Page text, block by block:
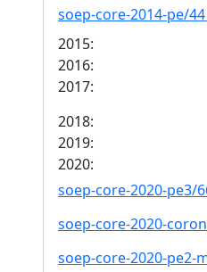
soep-core-2014-pe/44
2015:
2016:
2017:
2018:
2019:
2020:
soep-core-2020-pe3/
soep-core-2020-
soep-core-2020-pe2-